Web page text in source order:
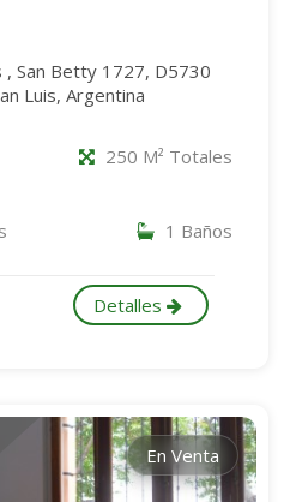
, San Betty 1727, D5730
Luis, Argentina
250 M² Totales
1 Baños
Detalles
En Venta